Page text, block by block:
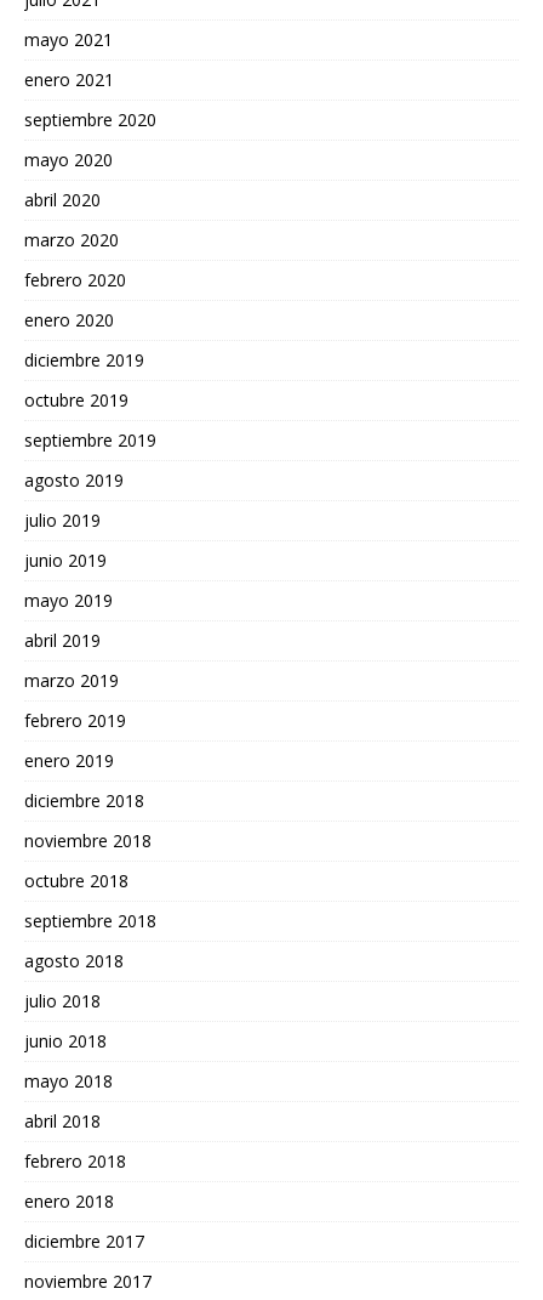
mayo 2021
enero 2021
septiembre 2020
mayo 2020
abril 2020
marzo 2020
febrero 2020
enero 2020
diciembre 2019
octubre 2019
septiembre 2019
agosto 2019
julio 2019
junio 2019
mayo 2019
abril 2019
marzo 2019
febrero 2019
enero 2019
diciembre 2018
noviembre 2018
octubre 2018
septiembre 2018
agosto 2018
julio 2018
junio 2018
mayo 2018
abril 2018
febrero 2018
enero 2018
diciembre 2017
noviembre 2017